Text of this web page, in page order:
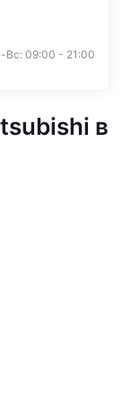
Вс: 09:00 - 21:00
в